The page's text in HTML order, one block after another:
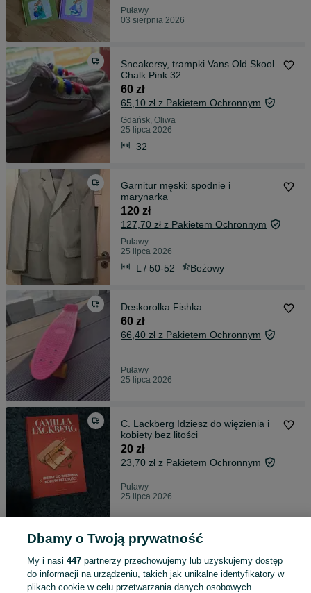
Puławy
03 sierpnia 2026
Sneakersy, trampki Vans Old Skool
Chalk Pink 32
60 zł
65,10 zł z Pakietem Ochronnym
Gdańsk, Oliwa
25 lipca 2026
32
Garnitur męski: spodnie i
marynarka
120 zł
127,70 zł z Pakietem Ochronnym
Puławy
25 lipca 2026
L / 50-52 Beżowy
Deskorolka Fishka
60 zł
66,40 zł z Pakietem Ochronnym
Puławy
25 lipca 2026
C. Lackberg Idziesz do więzienia i
kobiety bez litości
20 zł
23,70 zł z Pakietem Ochronnym
Puławy
25 lipca 2026
Konfetti. Monika Kłos
22,67 zł z Pakietem Ochronnym
Dbamy o Twoją prywatność
My i nasi 447partnerzy przechowujemy lub uzyskujemy dostęp
do informacji na urządzeniu, takich jak unikalne identyfikatory w
plikach cookie w celu przetwarzania danych osobowych.